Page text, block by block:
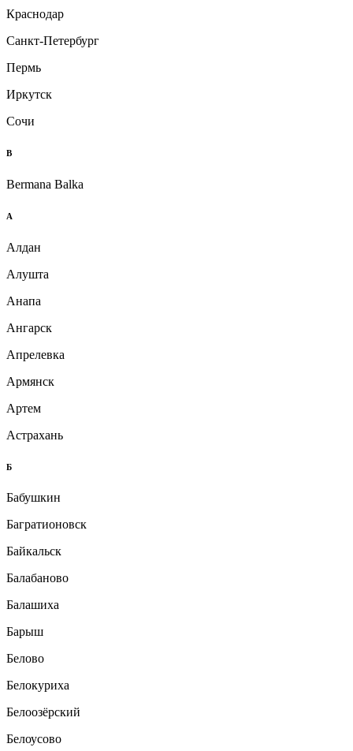
Краснодар
Санкт-Петербург
Пермь
Иркутск
Сочи
B
Bermana Balka
А
Алдан
Алушта
Анапа
Ангарск
Апрелевка
Армянск
Артем
Астрахань
Б
Бабушкин
Багратионовск
Байкальск
Балабаново
Балашиха
Барыш
Белово
Белокуриха
Белоозёрский
Белоусово